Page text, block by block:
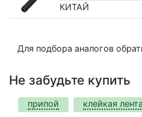
КИТАЙ
Для подбора аналогов
Не забудьте купить
припой клейкая